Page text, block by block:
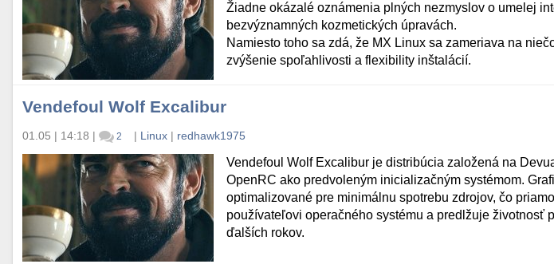
Žiadne okázalé oznámenia plných nezmyslov o umelej
bezvýznamných kozmetických úpravách.
Namiesto toho sa zdá, že MX Linux sa zameriava na
zvýšenie spoľahlivosti a flexibility inštalácií.
Vendefoul Wolf Excalibur
01.05 | 14:18 | 2 | Linux| redhawk1975
Vendefoul Wolf Excalibur je distribúcia založená na
OpenRC ako predvoleným inicializačným systémom.
optimalizované pre minimálnu spotrebu zdrojov, čo
používateľovi operačného systému a predlžuje životnosť
ďalších rokov.